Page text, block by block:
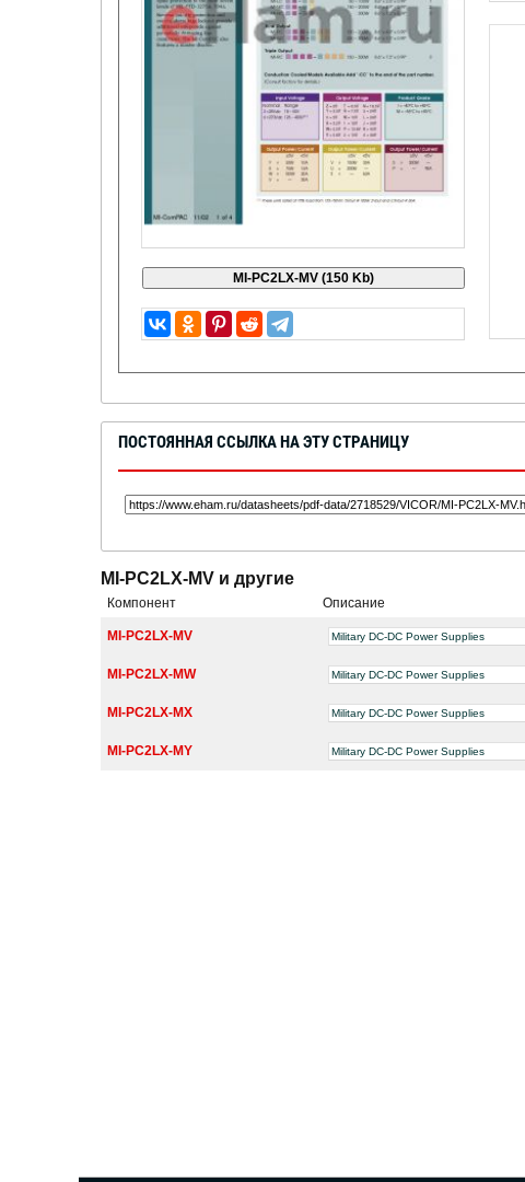
ПОСТОЯННАЯ ССЫЛКА НА ЭТУ СТРАНИЦУ
MI-PC2LX-MV и другие
Компонент Описание
MI-PC2LX-MV Military DC-DC Power Supplies
MI-PC2LX-MW Military DC-DC Power Supplies
MI-PC2LX-MX Military DC-DC Power Supplies
MI-PC2LX-MY Military DC-DC Power Supplies